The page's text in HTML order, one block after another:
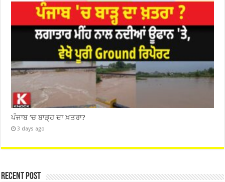
ਪੰਜਾਬ ‘ਚ ਬਾੜ੍ਹ ਦਾ ਖ਼ਤਰਾ?
3 days ago
Recent Post